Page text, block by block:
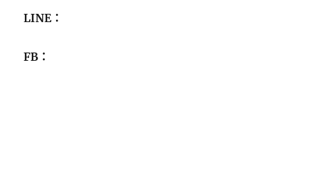
LINE：
FB：